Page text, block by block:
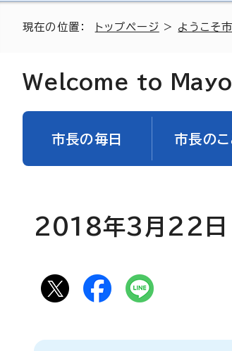
現在の位置： トップページ > ようこそ
Welcome to
市長の毎日 市長のこ
2018年3月22日